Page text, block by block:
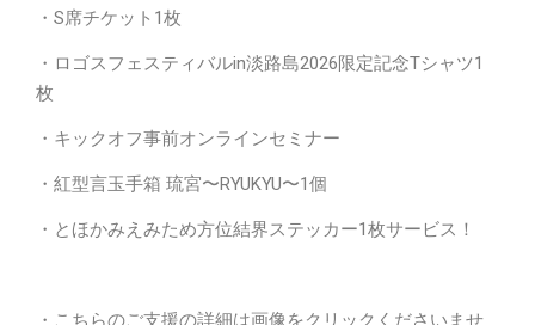
・S席チケット1枚
・ロゴスフェスティバルin淡路島2026限定記念Tシャツ1
枚
・キックオフ事前オンラインセミナー
・紅型言玉手箱 琉宮〜RYUKYU〜1個
・とほかみえみため方位結界ステッカー1枚サービス！
・こちらのご支援の詳細は画像をクリックくださいませ